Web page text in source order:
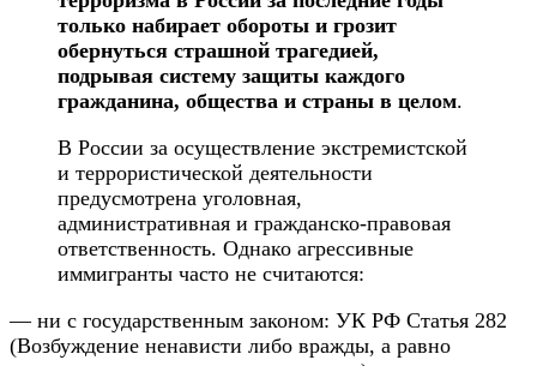
только набирает обороты и грозит
обернуться страшной трагедией,
подрывая систему защиты каждого
гражданина, общества и страны в целом.
В России за осуществление экстремистской
и террористической деятельности
предусмотрена уголовная,
административная и гражданско-правовая
ответственность. Однако агрессивные
иммигранты часто не считаются:
— ни с государственным законом: УК РФ Статья 282
(Возбуждение ненависти либо вражды, а равно